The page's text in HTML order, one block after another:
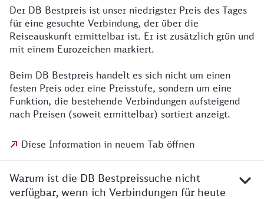
Der DB Bestpreis ist unser niedrigster Preis des Tages
für eine gesuchte Verbindung, der über die
Reiseauskunft ermittelbar ist. Er ist zusätzlich grün und
mit einem Eurozeichen markiert.
Beim DB Bestpreis handelt es sich nicht um einen
festen Preis oder eine Preisstufe, sondern um eine
Funktion, die bestehende Verbindungen aufsteigend
nach Preisen (soweit ermittelbar) sortiert anzeigt.
Diese Information in neuem Tab öffnen
Warum ist die DB Bestpreissuche nicht
verfügbar, wenn ich Verbindungen für heute